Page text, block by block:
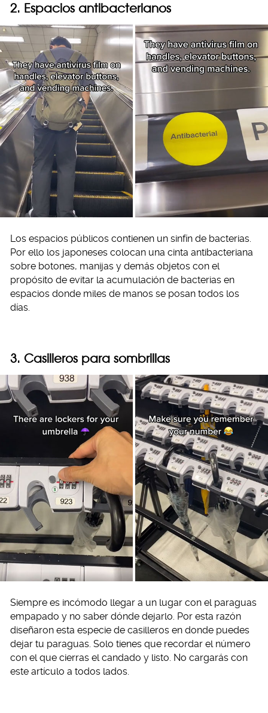
2. Espacios antibacterianos
Los espacios públicos contienen un sinfín de bacterias.
Por ello los japoneses colocan una cinta antibacteriana
sobre botones, manijas y demás objetos con el
propósito de evitar la acumulación de bacterias en
espacios donde miles de manos se posan todos los
días.
3. Casilleros para sombrillas
Siempre es incómodo llegar a un lugar con el paraguas
empapado y no saber dónde dejarlo. Por esta razón
diseñaron esta especie de casilleros en donde puedes
dejar tu paraguas. Solo tienes que recordar el número
con el que cierras el candado y listo. No cargarás con
este artículo a todos lados.